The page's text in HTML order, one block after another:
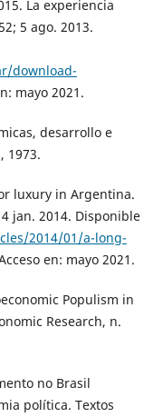
La experiencia
5 ago. 2013.
download-
mayo 2021.
desarrollo e
1973.
luxury in Argentina.
jan. 2014. Disponible
2014/01/a-long-
en: mayo 2021.
Populism in
Research, n.
no Brasil
política. Textos